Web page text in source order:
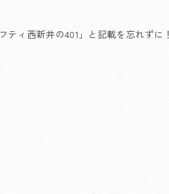
ティ西新井の401」と記載を忘れずに！